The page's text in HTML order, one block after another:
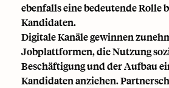
ebenfalls eine bedeutende
Kandidaten.
Digitale Kanäle gewinnen
Jobplattformen, die Nutzung
Beschäftigung und der Aufbau
Kandidaten anziehen.